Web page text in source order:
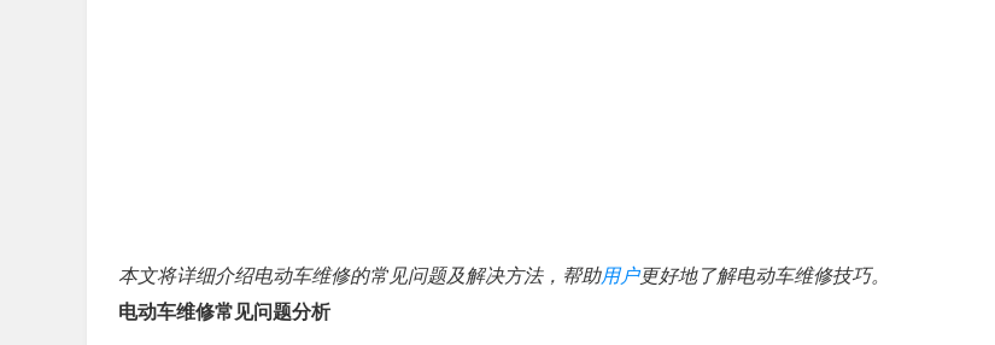
本文将详细介绍电动车维修的常见问题及解决方法，帮助用户更好地了解电动车维修技巧。
电动车维修常见问题分析